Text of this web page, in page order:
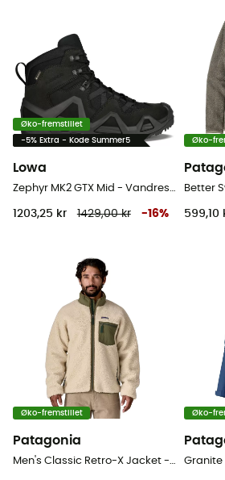
Øko-fremstillet
-5% Extra - Kode Summer5
Lowa
Zephyr MK2 GTX Mid - Vandresko
1203,25 kr 1429,00 kr -16%
Øko-
599,10
Øko-fremstillet
Patagonia
Men's Classic Retro-X Jacket - Fleecejakke - Herrer
Øko-